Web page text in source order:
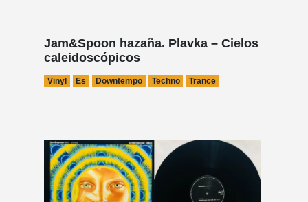
Jam&Spoon hazaña. Plavka – Cielos
caleidoscópicos
Vinyl Es Downtempo Techno Trance